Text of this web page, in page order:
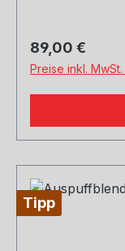
Regulärer
89,00 €
Preise inkl.
Tipp